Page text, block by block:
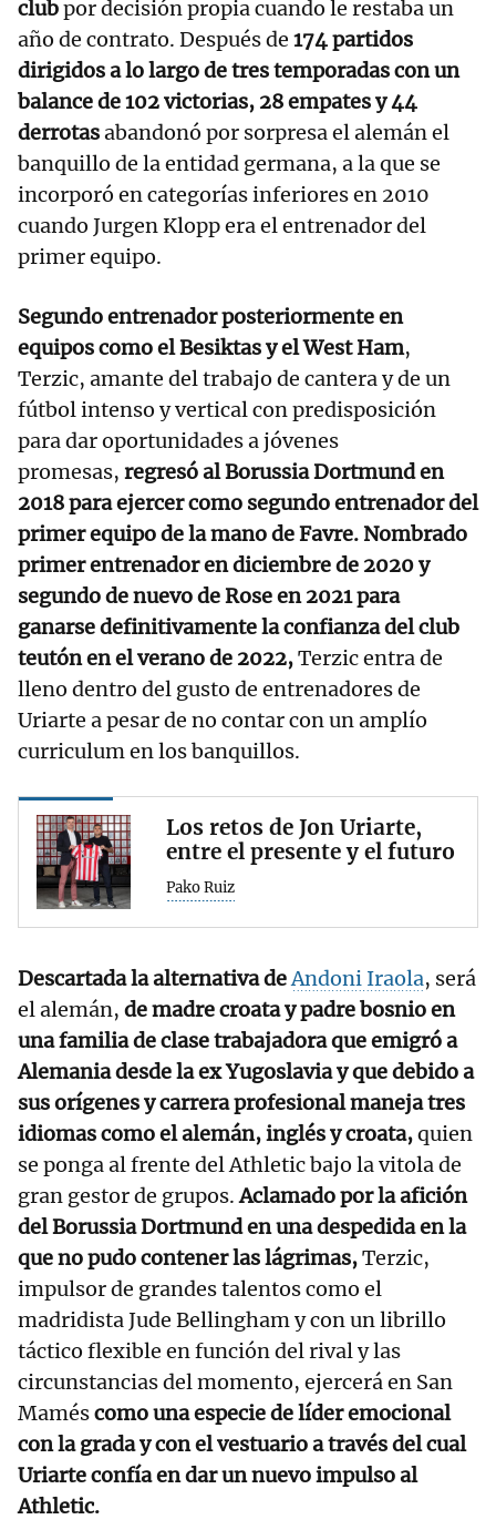
clubpor decisión propia cuando le restaba un
año de contrato. Después de 174 partidos
dirigidos a lo largo de tres temporadas con un
balance de 102 victorias, 28 empates y 44
derrotasabandonó por sorpresa el alemán el
banquillo de la entidad germana, a la que se
incorporó en categorías inferiores en 2010
cuando Jurgen Klopp era el entrenador del
primer equipo.
Segundo entrenador posteriormente en
equipos como el Besiktas y el West Ham,
Terzic, amante del trabajo de cantera y de un
fútbol intenso y vertical con predisposición
para dar oportunidades a jóvenes
promesas, regresó al Borussia Dortmund en
2018 para ejercer como segundo entrenador del
primer equipo de la mano de Favre. Nombrado
primer entrenador en diciembre de 2020 y
segundo de nuevo de Rose en 2021 para
ganarse definitivamente la confianza del club
teutón en el verano de 2022,Terzic entra de
lleno dentro del gusto de entrenadores de
Uriarte a pesar de no contar con un amplío
curriculum en los banquillos.
Los retos de Jon Uriarte,
entre el presente y el futuro
Pako Ruiz
Descartada la alternativa deAndoni Iraola, será
el alemán, de madre croata y padre bosnio en
una familia de clase trabajadora que emigró a
Alemania desde la ex Yugoslavia y que debido a
sus orígenes y carrera profesional maneja tres
idiomas como el alemán, inglés y croata,quien
se ponga al frente del Athletic bajo la vitola de
gran gestor de grupos.Aclamado por la afición
del Borussia Dortmund en una despedida en la
que no pudo contener las lágrimas,Terzic,
impulsor de grandes talentos como el
madridista Jude Bellingham y con un librillo
táctico flexible en función del rival y las
circunstancias del momento, ejercerá en San
Maméscomo una especie de líder emocional
con la grada y con el vestuario a través del cual
Uriarte confía en dar un nuevo impulso al
Athletic.